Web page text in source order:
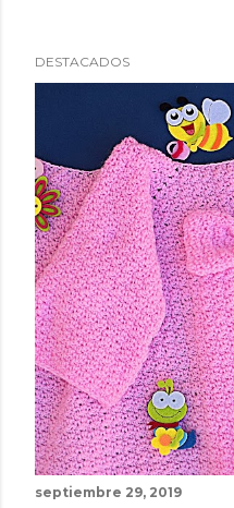
DESTACADOS
septiembre 29, 2019